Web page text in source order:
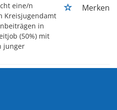
eine/n
Kreisjugendamt
in
(50%) mit
junger
Merken